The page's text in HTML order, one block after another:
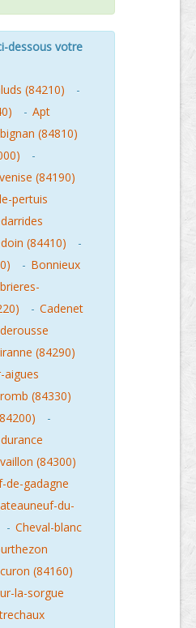
dessous votre
(84210)
-
- Apt
(84810)
-
(84190)
pertuis
(84410)
-
- Bonnieux
- Cadenet
(84290)
aigues
(84330)
-
(84300)
de-gadagne
du-
- Cheval-blanc
(84160)
la-sorgue